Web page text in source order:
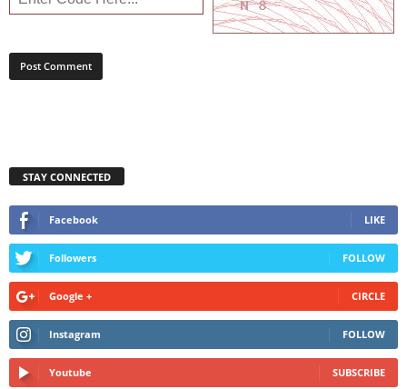
STAY CONNECTED
Facebook LIKE
Followers FOLLOW
Google + CIRCLE
Instagram FOLLOW
Youtube SUBSCRIBE